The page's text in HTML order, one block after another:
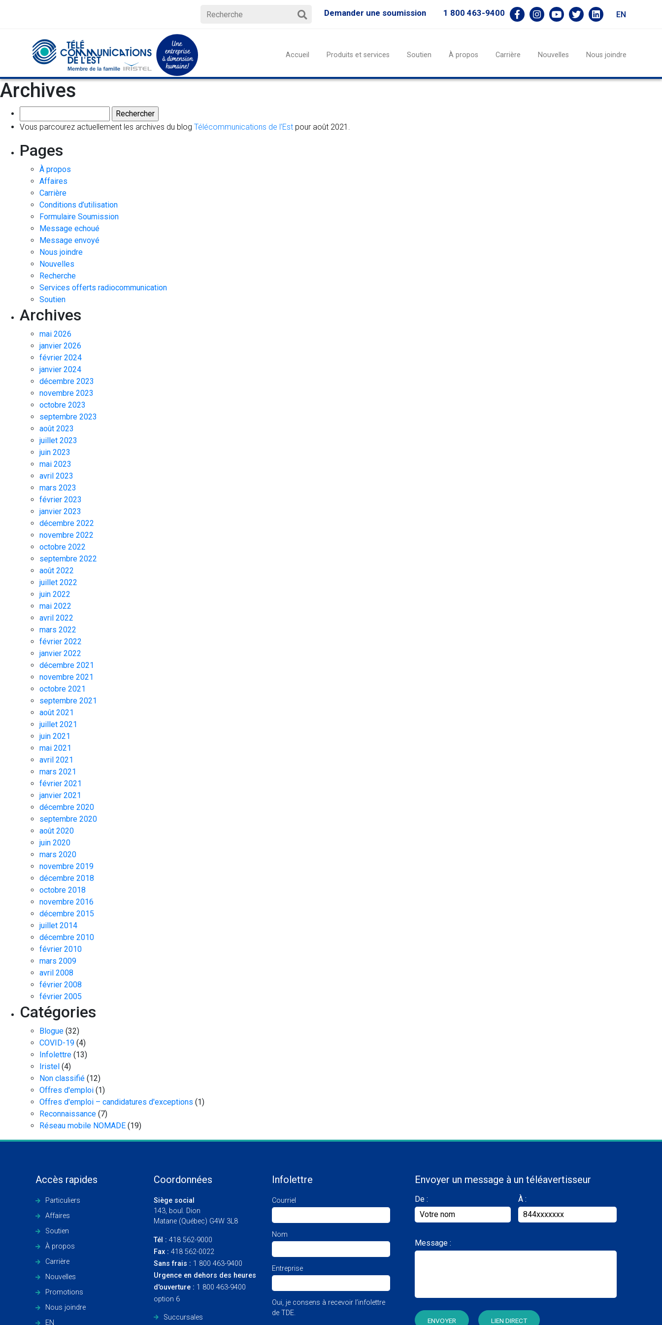
Demander une soumission 1 800 463-9400 EN
Accueil Produits et services Soutien À propos Carrière Nouvelles Nous joindre
Archives
Vous parcourez actuellement les archives du blog Télécommunications de l’Est pour août 2021.
Pages
À propos
Affaires
Carrière
Conditions d’utilisation
Formulaire Soumission
Message echoué
Message envoyé
Nous joindre
Nouvelles
Recherche
Services offerts radiocommunication
Soutien
Archives
mai 2026
janvier 2026
février 2024
janvier 2024
décembre 2023
novembre 2023
octobre 2023
septembre 2023
août 2023
juillet 2023
juin 2023
mai 2023
avril 2023
mars 2023
février 2023
janvier 2023
décembre 2022
novembre 2022
octobre 2022
septembre 2022
août 2022
juillet 2022
juin 2022
mai 2022
avril 2022
mars 2022
février 2022
janvier 2022
décembre 2021
novembre 2021
octobre 2021
septembre 2021
août 2021
juillet 2021
juin 2021
mai 2021
avril 2021
mars 2021
février 2021
janvier 2021
décembre 2020
septembre 2020
août 2020
juin 2020
mars 2020
novembre 2019
décembre 2018
octobre 2018
novembre 2016
décembre 2015
juillet 2014
décembre 2010
février 2010
mars 2009
avril 2008
février 2008
février 2005
Catégories
Blogue (32)
COVID-19 (4)
Infolettre (13)
Iristel (4)
Non classifié (12)
Offres d'emploi (1)
Offres d'emploi – candidatures d'exceptions (1)
Reconnaissance (7)
Réseau mobile NOMADE (19)
Accès rapides
Particuliers
Affaires
Soutien
À propos
Carrière
Nouvelles
Promotions
Nous joindre
EN
Coordonnées
Siège social
143, boul. Dion
Matane (Québec) G4W 3L8
Tél : 418 562-9000
Fax : 418 562-0022
Sans frais : 1 800 463-9400
Urgence en dehors des heures
d'ouverture : 1 800 463-9400
option 6
Succursales
Infolettre
Courriel
Nom
Entreprise
Oui, je consens à recevoir l’infolettre
de TDE.
Envoyer un message à un téléavertisseur
De : À :
Message :